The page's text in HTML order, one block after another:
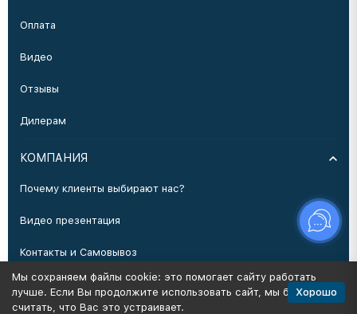
Оплата
Видео
Отзывы
Дилерам
КОМПАНИЯ
Почему клиенты выбирают нас?
Видео презентация
Контакты и Самовывоз
Производство
Мы сохраняем файлы cookie: это помогает сайту работать
лучше. Если Вы продолжите использовать сайт, мы будем
считать, что Вас это устраивает.
Хорошо